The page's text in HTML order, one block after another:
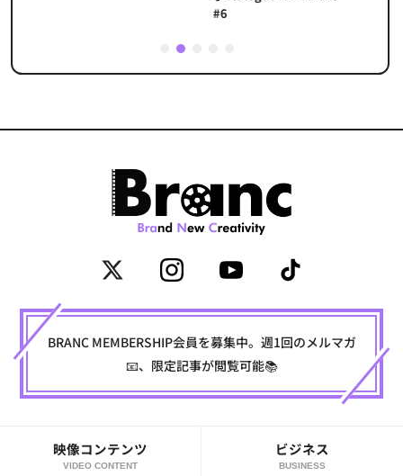
2
BRANC MEMBERSHIP会員を募集中。週1回のメルマガ
📧、限定記事が閲覧可能📚
映像コンテンツ
VIDEO CONTENT
ビジネス
BUSINESS